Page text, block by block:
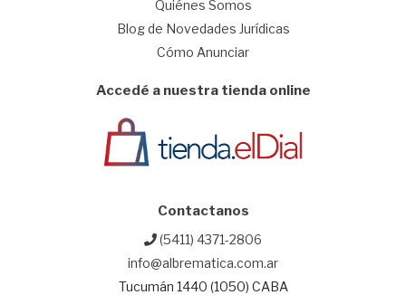
Quiénes Somos
Blog de Novedades Jurídicas
Cómo Anunciar
Accedé a nuestra tienda online
Contactanos
(5411) 4371-2806
info@albrematica.com.ar
Tucumán 1440 (1050) CABA